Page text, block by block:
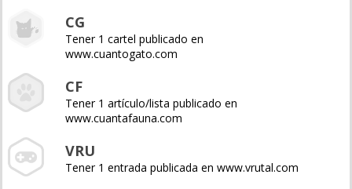
CG
Tener 1 cartel publicado en
www.cuantogato.com
CF
Tener 1 artículo/lista publicado en
www.cuantafauna.com
VRU
Tener 1 entrada publicada en www.vrutal.com